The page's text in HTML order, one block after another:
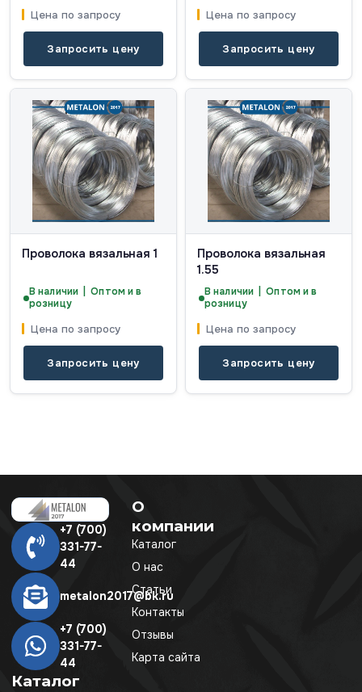
Цена по запросу
Запросить цену
Цена по запросу
Запросить цену
Проволока вязальная 1
В наличии | Оптом и в
розницу
Цена по запросу
Запросить цену
Проволока вязальная
1.55
В наличии | Оптом и в
розницу
Цена по запросу
Запросить цену
+7 (700)
331-77-
44
metalon2017@bk.ru
+7 (700)
331-77-
44
Каталог
О
компании
Каталог
О нас
Статьи
Контакты
Отзывы
Карта сайта